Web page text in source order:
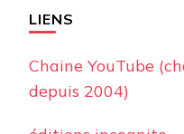
LIENS
Chaine YouTube
depuis 2004)